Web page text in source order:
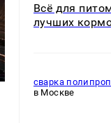
Всё для
лучших
сварка
в Москве